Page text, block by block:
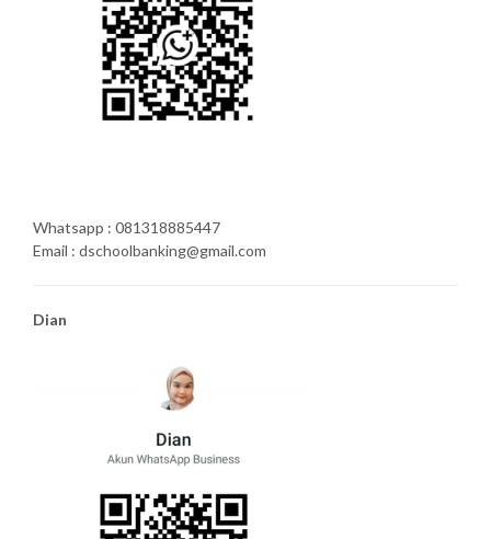
Whatsapp : 081318885447
Email : dschoolbanking@gmail.com
Dian